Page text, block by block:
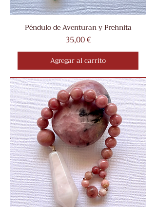
Péndulo de Aventuran y Prehnita
Precio
35,00 €
Agregar al carrito